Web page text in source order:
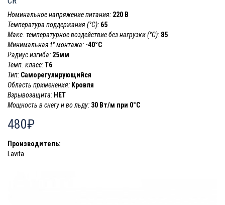
Номинальное напряжение питания: 220 В
Температура поддержания (°С): 65
Макс. температурное воздействие без нагрузки (°С): 85
Минимальная t° монтажа: -40°С
Радиус изгиба: 25мм
Темп. класс:T6
Тип: Саморегулирующийся
Область применения: Кровля
Взрывозащита: НЕТ
Мощность в снегу и во льду: 30 Вт/м при 0°C
480₽
Производитель:
Lavita